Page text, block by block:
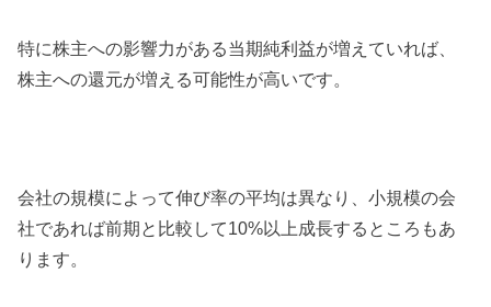
特に株主への影響力がある当期純利益が増えていれば、
株主への還元が増える可能性が高いです。
会社の規模によって伸び率の平均は異なり、小規模の会
社であれば前期と比較して10%以上成長するところもあ
ります。